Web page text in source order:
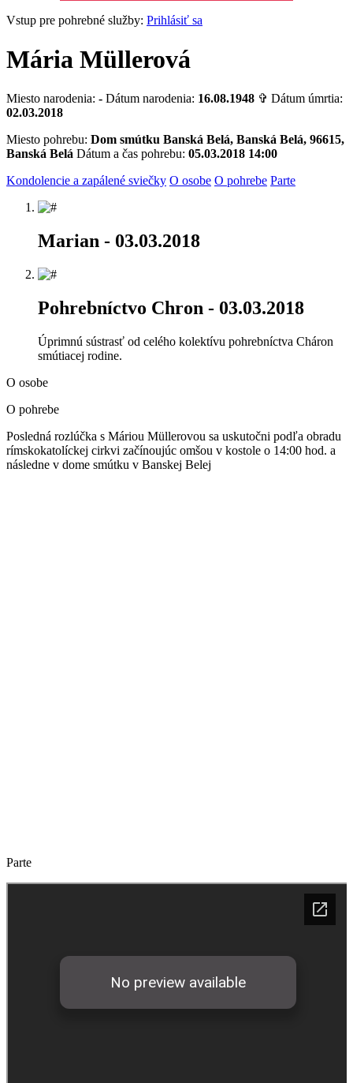
Vstup pre pohrebné služby: Prihlásiť sa
Mária Müllerová
Miesto narodenia: - Dátum narodenia: 16.08.1948 ✞ Dátum úmrtia:
02.03.2018
Miesto pohrebu: Dom smútku Banská Belá, Banská Belá, 96615,
Banská Belá Dátum a čas pohrebu: 05.03.2018 14:00
Kondolencie a zapálené sviečky O osobe O pohrebe Parte
Marian - 03.03.2018
Pohrebníctvo Chron - 03.03.2018
Úprimnú sústrasť od celého kolektívu pohrebníctva Cháron
smútiacej rodine.
O osobe
O pohrebe
Posledná rozlúčka s Máriou Müllerovou sa uskutočni podľa obradu
rímskokatolíckej cirkvi začínoujúc omšou v kostole o 14:00 hod. a
následne v dome smútku v Banskej Belej
Parte